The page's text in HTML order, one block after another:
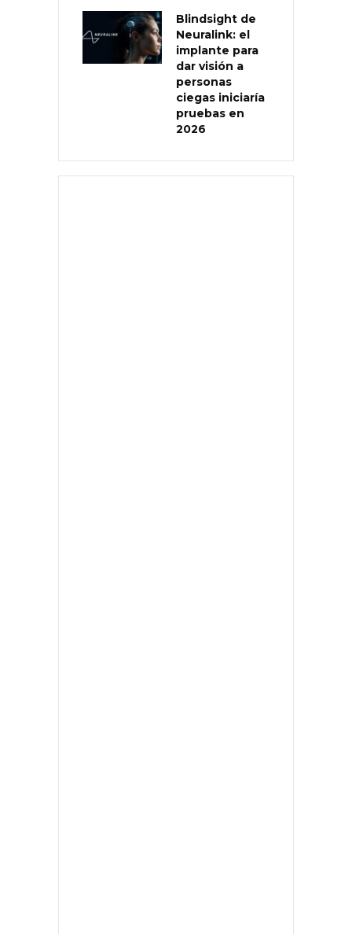
Blindsight de
Neuralink: el
implante para
dar visión a
personas
ciegas iniciaría
pruebas en
2026